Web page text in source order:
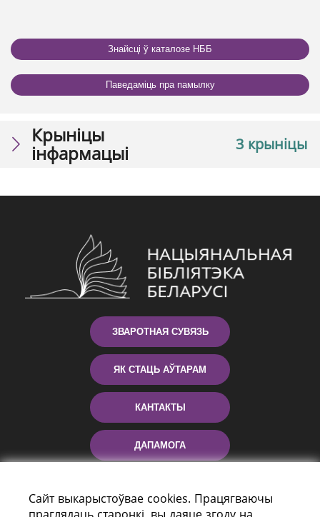
Знайсці ў каталозе НББ
Паведаміць пра памылку
3 крыніцы
Крыніцы
інфармацыі
ЗВАРОТНАЯ СУВЯЗЬ
ЯК СТАЦЬ АЎТАРАМ
КАНТАКТЫ
ДАПАМОГА
Сайт выкарыстоўвае cookies. Працягваючы